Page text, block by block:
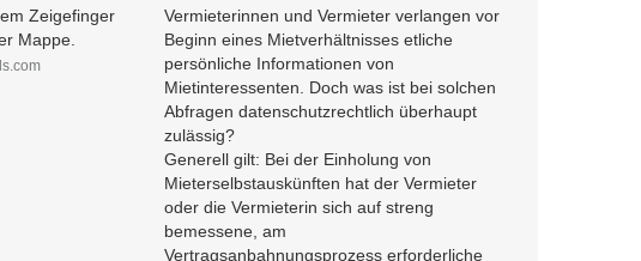
Vermieterinnen und Vermieter verlangen vor
Beginn eines Mietverhältnisses etliche
persönliche Informationen von
Mietinteressenten. Doch was ist bei solchen
Abfragen datenschutzrechtlich überhaupt
zulässig?
Generell gilt: Bei der Einholung von
Mieterselbstauskünften hat der Vermieter
oder die Vermieterin sich auf streng
bemessene, am
Vertragsanbahnungsprozess erforderliche